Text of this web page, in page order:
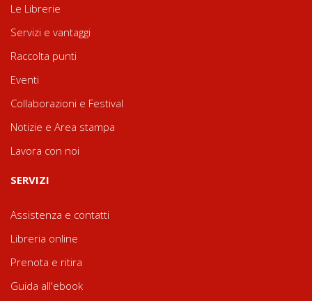
Le Librerie
Servizi e vantaggi
Raccolta punti
Eventi
Collaborazioni e Festival
Notizie e Area stampa
Lavora con noi
SERVIZI
Assistenza e contatti
Libreria online
Prenota e ritira
Guida all'ebook